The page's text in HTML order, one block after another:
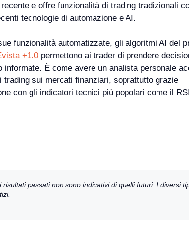
e offre funzionalità di trading tradizionali
tecnologie di automazione e AI.
funzionalità automatizzate, gli algoritmi AI del
+1.0 permettono ai trader di prendere
informate. È come avere un analista personale
trading sui mercati finanziari, soprattutto grazie
con gli indicatori tecnici più popolari come il
risultati passati non sono indicativi di quelli futuri. I diversi